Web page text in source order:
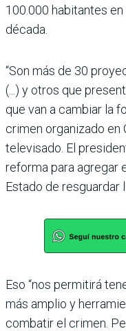
100.000 habitantes
década.
“Son más de 30
(...) y otros que
que van a cambiar la
crimen organizado en
televisado. El
reforma para agregar
Estado de resguardar
Eso “nos permitirá
más amplio y
combatir el crimen.